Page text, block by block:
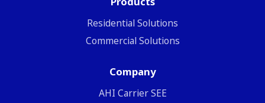
Residential Solutions
Commercial Solutions
Company
ΑΗΙ Carrier SEE